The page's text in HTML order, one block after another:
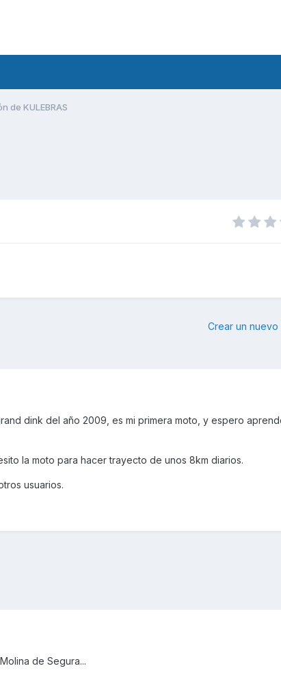
de KULEBRAS
Crear un nuevo
dink del año 2009, es mi primera moto, y espero
la moto para hacer trayecto de unos 8km diarios.
usuarios.
de Segura...